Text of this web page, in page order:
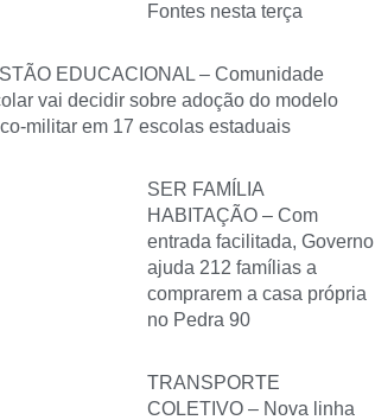
Fontes nesta terça
EDUCACIONAL – Comunidade
vai decidir sobre adoção do modelo
militar em 17 escolas estaduais
SER FAMÍLIA
HABITAÇÃO – Com
entrada facilitada, Governo
ajuda 212 famílias a
comprarem a casa própria
no Pedra 90
TRANSPORTE
COLETIVO – Nova linha